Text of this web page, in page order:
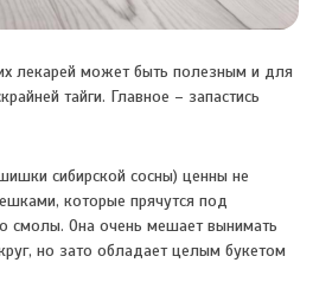
лекарей может быть полезным и для
тайги. Главное – запастись
сибирской сосны) ценны не
которые прячутся под
смолы. Она очень мешает вынимать
но зато обладает целым букетом